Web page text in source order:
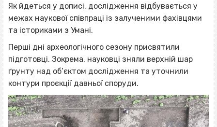
Як йдеться у дописі, дослідження відбувається у
межах наукової співпраці із залученими фахівцями
та істориками з Умані.
Перші дні археологічного сезону присвятили
підготовці. Зокрема, науковці зняли верхній шар
ґрунту над об’єктом дослідження та уточнили
контури проєкції давньої споруди.